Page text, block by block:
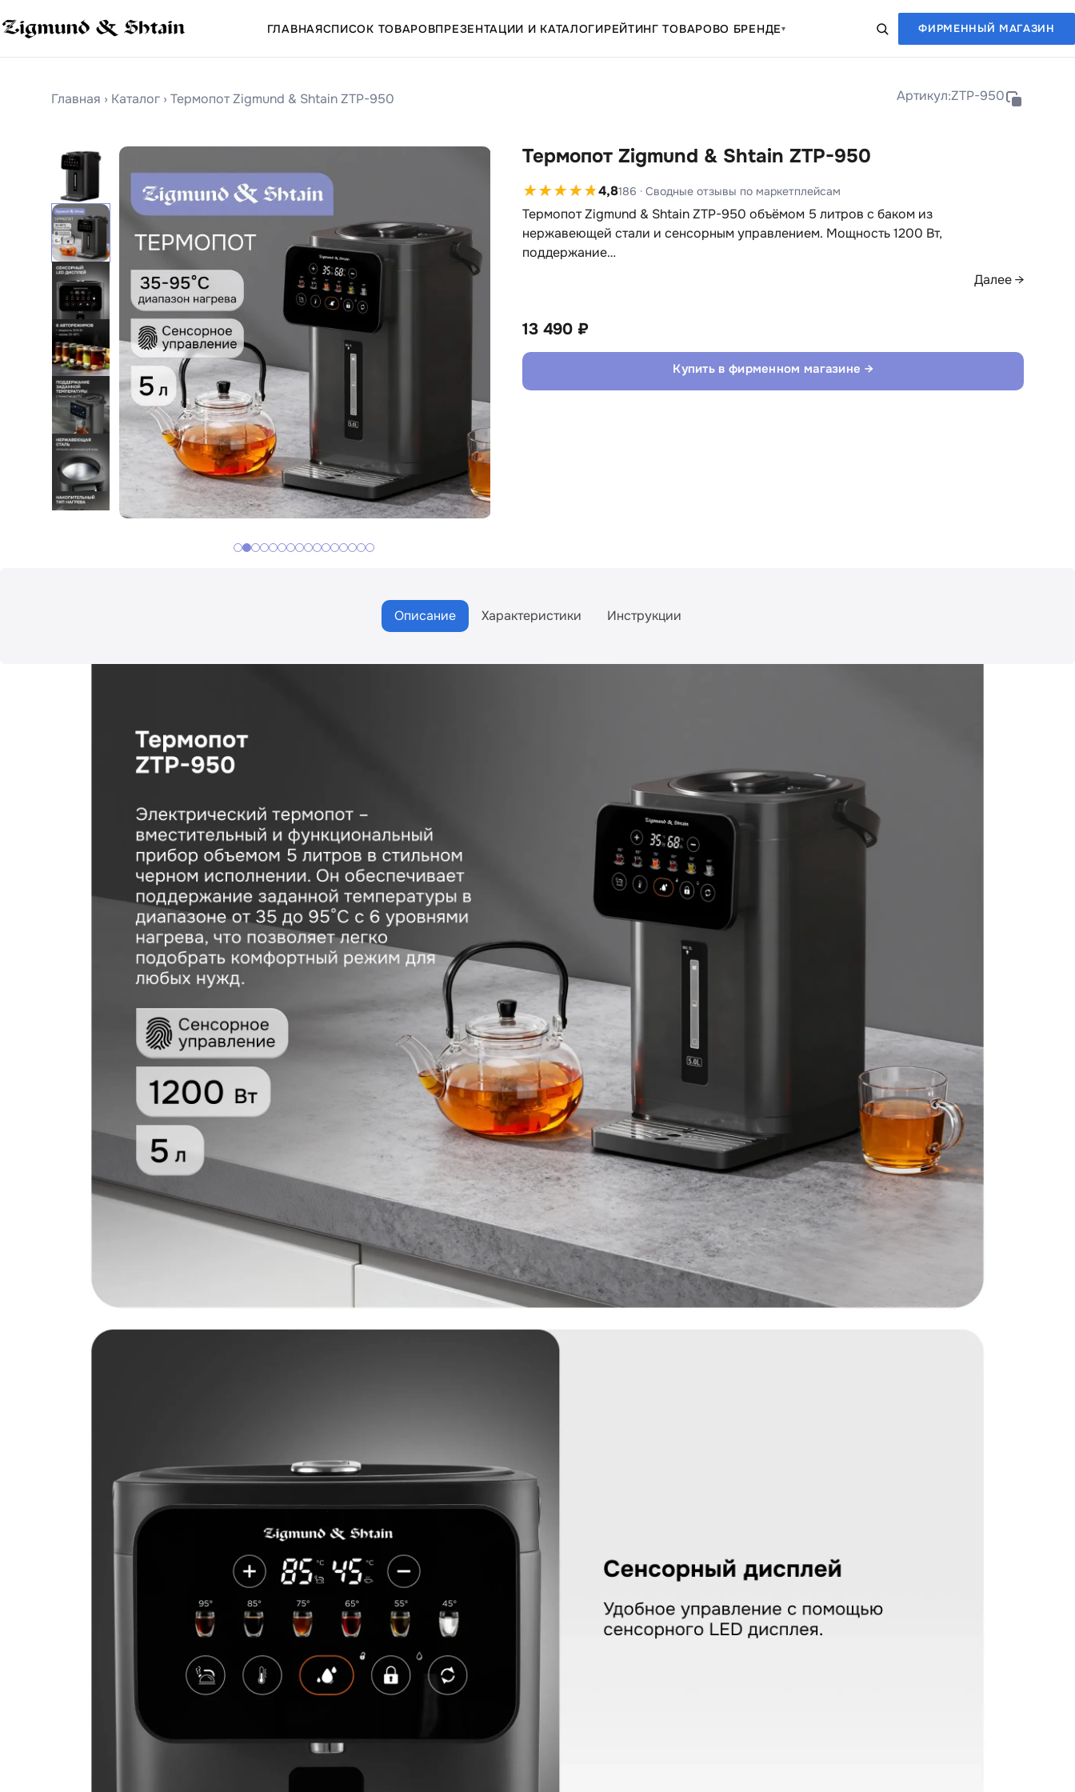
ГЛАВНАЯСПИСОК ТОВАРОВПРЕЗЕНТАЦИИ И КАТАЛОГИРЕЙТИНГ ТОВАРОВО БРЕНДЕ▾ ФИРМЕННЫЙ МАГАЗИН
Главная › Каталог › Термопот Zigmund & Shtain ZTP-950 Артикул:ZTP-950
Термопот Zigmund & Shtain ZTP-950
4,8186 · Сводные отзывы по маркетплейсам
Термопот Zigmund & Shtain ZTP-950 объёмом 5 литров с баком из
нержавеющей стали и сенсорным управлением. Мощность 1200 Вт,
поддержание…
Далее →
13 490 ₽
Купить в фирменном магазине →
Описание Характеристики Инструкции
КУПИТЬ В ОДИН КЛИК
Заполните короткую форму —
и мы оформим заказ за вас.
Ваше имя
Термопот Zigmund & Shtain ZTP-950
Поделитесь впечатлениями